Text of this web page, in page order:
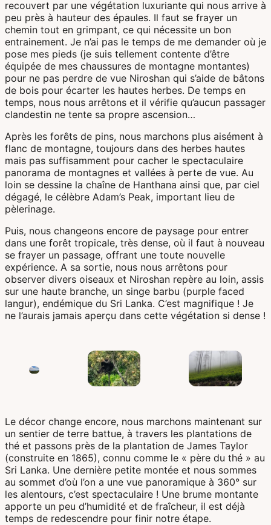
recouvert par une végétation luxuriante qui nous arrive à
peu près à hauteur des épaules. Il faut se frayer un
chemin tout en grimpant, ce qui nécessite un bon
entrainement. Je n’ai pas le temps de me demander où je
pose mes pieds (je suis tellement contente d’être
équipée de mes chaussures de montagne montantes)
pour ne pas perdre de vue Niroshan qui s’aide de bâtons
de bois pour écarter les hautes herbes. De temps en
temps, nous nous arrêtons et il vérifie qu’aucun passager
clandestin ne tente sa propre ascension…
Après les forêts de pins, nous marchons plus aisément à
flanc de montagne, toujours dans des herbes hautes
mais pas suffisamment pour cacher le spectaculaire
panorama de montagnes et vallées à perte de vue. Au
loin se dessine la chaîne de Hanthana ainsi que, par ciel
dégagé, le célèbre Adam’s Peak, important lieu de
pèlerinage.
Puis, nous changeons encore de paysage pour entrer
dans une forêt tropicale, très dense, où il faut à nouveau
se frayer un passage, offrant une toute nouvelle
expérience. A sa sortie, nous nous arrêtons pour
observer divers oiseaux et Niroshan repère au loin, assis
sur une haute branche, un singe barbu (purple faced
langur), endémique du Sri Lanka. C’est magnifique ! Je
ne l’aurais jamais aperçu dans cette végétation si dense !
Le décor change encore, nous marchons maintenant sur
un sentier de terre battue, à travers les plantations de
thé et passons près de la plantation de James Taylor
(construite en 1865), connu comme le « père du thé » au
Sri Lanka. Une dernière petite montée et nous sommes
au sommet d’où l’on a une vue panoramique à 360° sur
les alentours, c’est spectaculaire ! Une brume montante
apporte un peu d’humidité et de fraîcheur, il est déjà
temps de redescendre pour finir notre étape.